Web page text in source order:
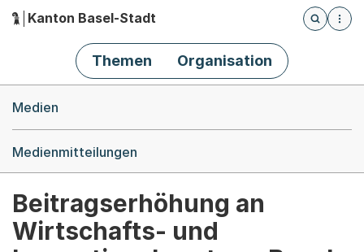
Hauptnavigation
Kanton Basel-Stadt
Öffnet
Themen Organisation
Medien
Medienmitteilungen
Beitragserhöhung an
Wirtschafts- und